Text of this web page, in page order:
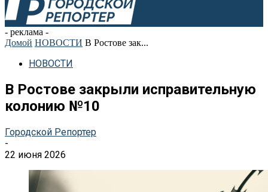
- реклама -
Домой НОВОСТИ В Ростове зак...
НОВОСТИ
В Ростове закрыли исправительную
колонию №10
Городской Репортер
-
22 июня 2026